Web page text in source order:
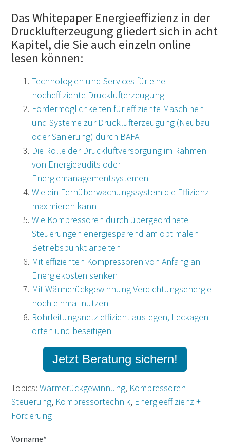
Das Whitepaper Energieeffizienz in der
Drucklufterzeugung gliedert sich in acht
Kapitel, die Sie auch einzeln online
lesen können:
Technologien und Services für eine
hocheffiziente Drucklufterzeugung
Fördermöglichkeiten für effiziente Maschinen
und Systeme zur Drucklufterzeugung (Neubau
oder Sanierung) durch BAFA
Die Rolle der Druckluftversorgung im Rahmen
von Energieaudits oder
Energiemanagementsystemen
Wie ein Fernüberwachungssystem die Effizienz
maximieren kann
Wie Kompressoren durch übergeordnete
Steuerungen energiesparend am optimalen
Betriebspunkt arbeiten
Mit effizienten Kompressoren von Anfang an
Energiekosten senken
Mit Wärmerückgewinnung Verdichtungsenergie
noch einmal nutzen
Rohrleitungsnetz effizient auslegen, Leckagen
orten und beseitigen
Jetzt Beratung sichern!
Topics: Wärmerückgewinnung, Kompressoren-
Steuerung, Kompressortechnik, Energieeffizienz +
Förderung
Vorname*